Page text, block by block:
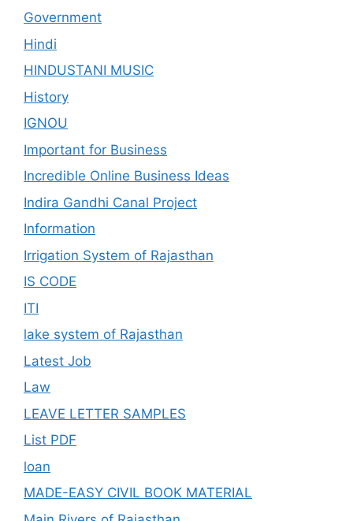
Government
Hindi
HINDUSTANI MUSIC
History
IGNOU
Important for Business
Incredible Online Business Ideas
Indira Gandhi Canal Project
Information
Irrigation System of Rajasthan
IS CODE
ITI
lake system of Rajasthan
Latest Job
Law
LEAVE LETTER SAMPLES
List PDF
loan
MADE-EASY CIVIL BOOK MATERIAL